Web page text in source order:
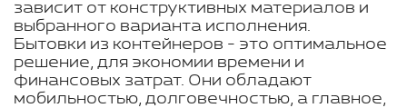
зависит от конструктивных материалов и
выбранного варианта исполнения.
Бытовки из контейнеров - это оптимальное
решение, для экономии времени и
финансовых затрат. Они обладают
мобильностью, долговечностью, а главное,